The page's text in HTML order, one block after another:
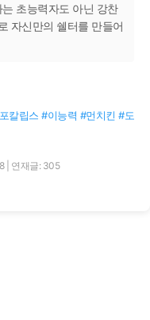
초능력자도 아닌 강찬
자신만의 쉘터를 만들어
칼립스 #이능력 #먼치킨 #도
연재글: 305